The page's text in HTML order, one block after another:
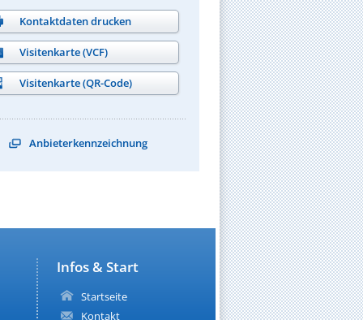
Kontaktdaten drucken
Visitenkarte (VCF)
Visitenkarte (QR-Code)
Anbieterkennzeichnung
Infos & Start
Startseite
Kontakt